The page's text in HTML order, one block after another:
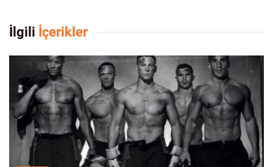
İlgili İçerikler